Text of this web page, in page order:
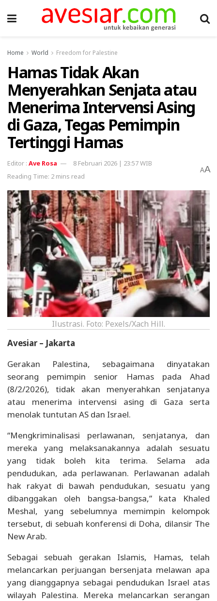
Home World Freedom for Palestine
Hamas Tidak Akan
Menyerahkan Senjata atau
Menerima Intervensi Asing
di Gaza, Tegas Pemimpin
Tertinggi Hamas
Ave Rosa
8 Februari 2026 | 23:57 WIB
Reading Time: 2 mins read
AA
Ilustrasi. Foto: Pexels/Xach Hill.
Avesiar – Jakarta
Gerakan Palestina, sebagaimana dinyatakan
seorang pemimpin senior Hamas pada Ahad
(8/2/2026), tidak akan menyerahkan senjatanya
atau menerima intervensi asing di Gaza serta
menolak tuntutan AS dan Israel.
“Mengkriminalisasi perlawanan, senjatanya, dan
mereka yang melaksanakannya adalah sesuatu
yang tidak boleh kita terima. Selama ada
pendudukan, ada perlawanan. Perlawanan adalah
hak rakyat di bawah pendudukan, sesuatu yang
dibanggakan oleh bangsa-bangsa,” kata Khaled
Meshal, yang sebelumnya memimpin kelompok
tersebut, di sebuah konferensi di Doha, dilansir The
New Arab.
Sebagai sebuah gerakan Islamis, Hamas, telah
melancarkan perjuangan bersenjata melawan apa
yang dianggapnya sebagai pendudukan Israel atas
wilayah Palestina. Mereka melancarkan serangan